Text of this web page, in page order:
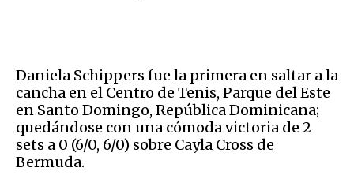
Daniela Schippers fue la primera en saltar a la
cancha en el Centro de Tenis, Parque del Este
en Santo Domingo, República Dominicana;
quedándose con una cómoda victoria de 2
sets a 0 (6/0, 6/0) sobre Cayla Cross de
Bermuda.